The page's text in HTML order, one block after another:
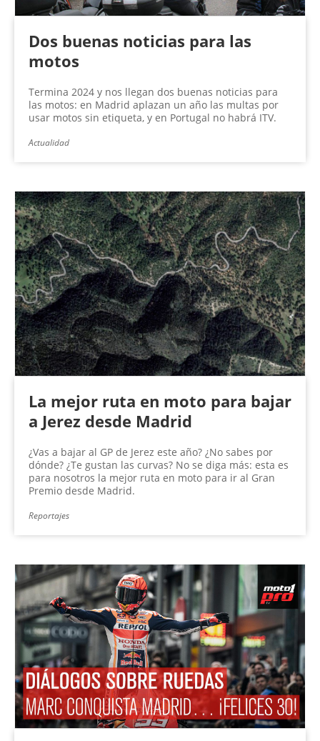
Dos buenas noticias para las
motos
Termina 2024 y nos llegan dos buenas noticias para
las motos: en Madrid aplazan un año las multas por
usar motos sin etiqueta, y en Portugal no habrá ITV.
Actualidad
La mejor ruta en moto para bajar
a Jerez desde Madrid
¿Vas a bajar al GP de Jerez este año? ¿No sabes por
dónde? ¿Te gustan las curvas? No se diga más: esta es
para nosotros la mejor ruta en moto para ir al Gran
Premio desde Madrid.
Reportajes